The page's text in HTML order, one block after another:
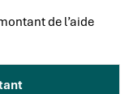
de l’aide